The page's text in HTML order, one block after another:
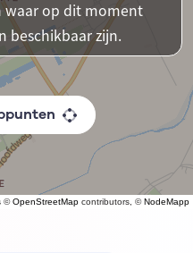
©OpenStreetMap contributors, ©NodeMapp
waar op dit moment
beschikbaar zijn.